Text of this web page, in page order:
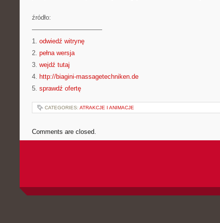
źródło:
———————————
1. odwiedź witrynę
2. pełna wersja
3. wejdź tutaj
4. http://biagini-massagetechniken.de
5. sprawdź ofertę
CATEGORIES: ATRAKCJE I ANIMACJE
Comments are closed.